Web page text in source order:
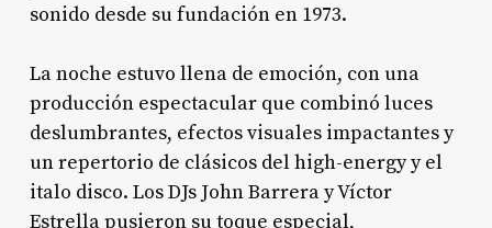
sonido desde su fundación en 1973.
La noche estuvo llena de emoción, con una
producción espectacular que combinó luces
deslumbrantes, efectos visuales impactantes y
un repertorio de clásicos del high-energy y el
italo disco. Los DJs John Barrera y Víctor
Estrella pusieron su toque especial,